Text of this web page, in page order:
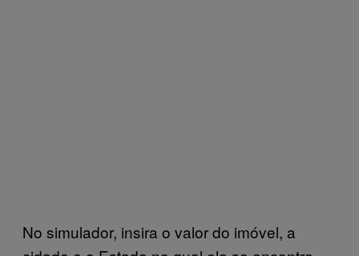
No simulador, insira o valor do imóvel, a